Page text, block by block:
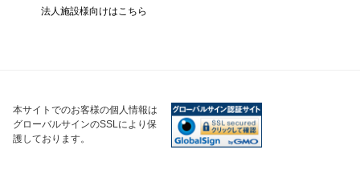
法人施設様向けはこちら
本サイトでのお客様の個人情報は
グローバルサインのSSLにより保
護しております。